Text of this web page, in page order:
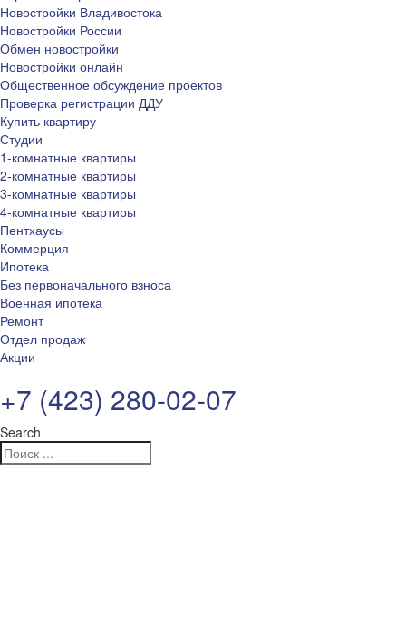
Новостройки Владивостока
Новостройки России
Обмен новостройки
Новостройки онлайн
Общественное обсуждение проектов
Проверка регистрации ДДУ
Купить квартиру
Студии
1-комнатные квартиры
2-комнатные квартиры
3-комнатные квартиры
4-комнатные квартиры
Пентхаусы
Коммерция
Ипотека
Без первоначального взноса
Военная ипотека
Ремонт
Отдел продаж
Акции
+7 (423) 280-02-07
Search